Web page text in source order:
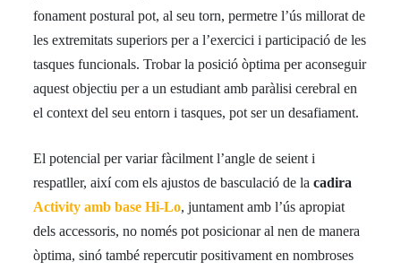
fonament postural pot, al seu torn, permetre l’ús millorat de
les extremitats superiors per a l’exercici i participació de les
tasques funcionals. Trobar la posició òptima per aconseguir
aquest objectiu per a un estudiant amb paràlisi cerebral en
el context del seu entorn i tasques, pot ser un desafiament.
El potencial per variar fàcilment l’angle de seient i
respatller, així com els ajustos de basculació de lacadira
Activity amb base Hi-Lo, juntament amb l’ús apropiat
dels accessoris, no només pot posicionar al nen de manera
òptima, sinó també repercutir positivament en nombroses